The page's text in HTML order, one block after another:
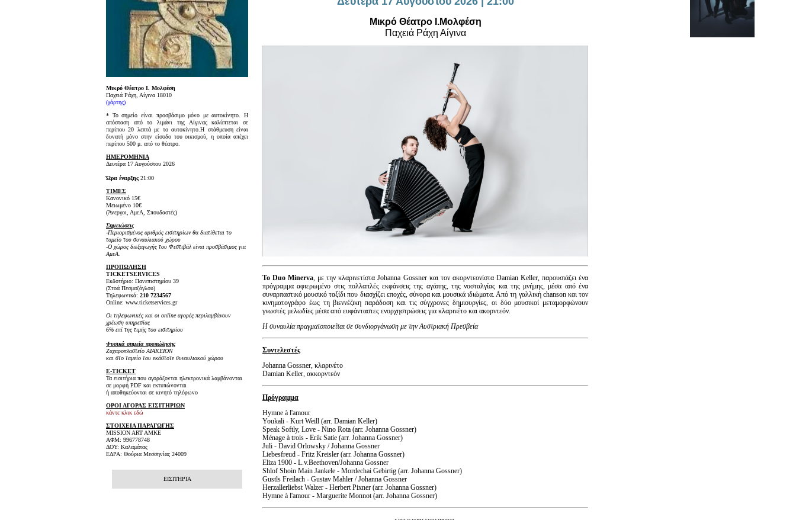
Είσοδος διαχειριστή
Μικρό Θέατρο Ι.Μολφέση
Παχειά Ράχη Αίγινα
ΤοDuo Minerva, με την κλαρινετίστα Johanna Gossner και τον ακορντεονίστα Damian Keller, παρουσιάζει ένα
πρόγραμμα αφιερωμένο στις πολλαπλές εκφάνσεις της αγάπης, της νοσταλγίας και της μνήμης, μέσα από ένα
συναρπαστικό μουσικό ταξίδι που διασχίζει εποχές, σύνορα και μουσικά ιδιώματα. Από τη γαλλική chanson και τον
κινηματογράφο έως τη βιεννέζικη παράδοση και τις σύγχρονες δημιουργίες, οι δύο μουσικοί μεταμορφώνουν
γνωστές μελωδίες μέσα από ευφάνταστες ενορχηστρώσεις για κλαρινέτο και ακορντεόν.
Η συναυλία πραγματοποιείται σε συνδιοργάνωση με την Αυστριακή Πρεσβεία
Συντελεστές
Johanna Gossner, κλαρινέτο
Damian Keller, ακκορντεόν
Πρόγραμμα
Hymne à l'amour
Youkali - Kurt Weill (arr. Damian Keller)
Speak Softly, Love - Nino Rota (arr. Johanna Gossner)
Ménage à trois - Erik Satie (arr. Johanna Gossner)
Juli - David Orlowsky / Johanna Gossner
Liebesfreud - Fritz Kreisler (arr. Johanna Gossner)
Eliza 1900 - L.v.Beethoven/Johanna Gossner
Shlof Shoin Main Jankele - Mordechai Gebirtig (arr. Johanna Gossner)
Gustls Freilach - Gustav Mahler / Johanna Gossner
Herzallerliebst Walzer - Herbert Pixner (arr. Johanna Gossner)
Hymne à l'amour - Marguerite Monnot (arr. Johanna Gossner)
Μικρό Θέατρο Ι. Μολφέση
Παχειά Ράχη, Αίγινα 18010
(χάρτης)
* Το σημείο είναι προσβάσιμο μόνο με αυτοκίνητο. Η
απόσταση από το λιμάνι της Αίγινας καλύπτεται σε
περίπου 20 λεπτά με το αυτοκίνητο.Η στάθμευση είναι
δυνατή μόνο στην είσοδο του οικισμού, η οποία απέχει
περίπου 500 μ. από το θέατρο.
ΗΜΕΡΟΜΗΝΙΑ
Δευτέρα 17 Αυγούστου 2026
Ώρα έναρξης 21:00
ΤΙΜΕΣ
Κανονικό 15€
Μειωμένο 10€
(Άνεργοι, ΑμεΑ, Σπουδαστές)
Σημειώσεις
-Περιορισμένος αριθμός εισιτηρίων θα διατίθεται το
ταμείο του συναυλιακού χώρου
-Ο χώρος διεξαγωγής του Φεστιβάλ είναι προσβάσιμος για
ΑμεΑ.
ΠΡΟΠΩΛΗΣΗ
TICKETSERVICES
Εκδοτήριο: Πανεπιστημίου 39
(Στοά Πεσμαζόγλου)
Τηλεφωνικά: 210 7234567
Online: www.ticketservices.gr
Οι τηλεφωνικές και οι online αγορές περιλαμβάνουν
χρέωση υπηρεσίας
6% επί της τιμής του εισιτηρίου
Φυσικά σημεία προπώλησης
Ζαχαροπλαστείο ΑΙΑΚΕΙΟΝ
και στο ταμείο του εκάστοτε συναυλιακού χώρου
E-TICKET
Τα εισιτήρια που αγοράζονται ηλεκτρονικά λαμβάνονται
σε μορφή PDF και εκτυπώνονται
ή αποθηκεύονται σε κινητό τηλέφωνο
ΟΡΟΙ ΑΓΟΡΑΣ ΕΙΣΙΤΗΡΙΩΝ
κάντε κλικ εδώ
ΣΤΟΙΧΕΙΑ ΠΑΡΑΓΩΓΗΣ
MISSION ART AMKE
ΑΦΜ: 996778748
ΔΟΥ: Καλαμάτας
ΕΔΡΑ: Θούρια Μεσσηνίας 24009
ΕΙΣΙΤΗΡΙΑ